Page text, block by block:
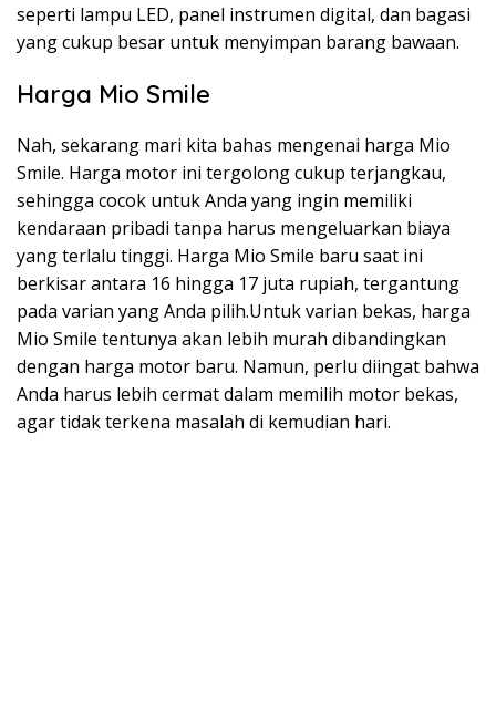
seperti lampu LED, panel instrumen digital, dan bagasi
yang cukup besar untuk menyimpan barang bawaan.
Harga Mio Smile
Nah, sekarang mari kita bahas mengenai harga Mio
Smile. Harga motor ini tergolong cukup terjangkau,
sehingga cocok untuk Anda yang ingin memiliki
kendaraan pribadi tanpa harus mengeluarkan biaya
yang terlalu tinggi. Harga Mio Smile baru saat ini
berkisar antara 16 hingga 17 juta rupiah, tergantung
pada varian yang Anda pilih.Untuk varian bekas, harga
Mio Smile tentunya akan lebih murah dibandingkan
dengan harga motor baru. Namun, perlu diingat bahwa
Anda harus lebih cermat dalam memilih motor bekas,
agar tidak terkena masalah di kemudian hari.